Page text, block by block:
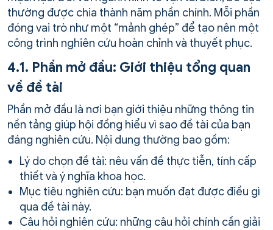
thường được chia thành năm phần chính. Mỗi phần
đóng vai trò như một “mảnh ghép” để tạo nên một
công trình nghiên cứu hoàn chỉnh và thuyết phục.
4.1. Phần mở đầu: Giới thiệu tổng quan
về đề tài
Phần mở đầu là nơi bạn giới thiệu những thông tin
nền tảng giúp hội đồng hiểu vì sao đề tài của bạn
đáng nghiên cứu. Nội dung thường bao gồm:
Lý do chọn đề tài: nêu vấn đề thực tiễn, tính cấp
thiết và ý nghĩa khoa học.
Mục tiêu nghiên cứu: bạn muốn đạt được điều gì
qua đề tài này.
Câu hỏi nghiên cứu: những câu hỏi chính cần giải